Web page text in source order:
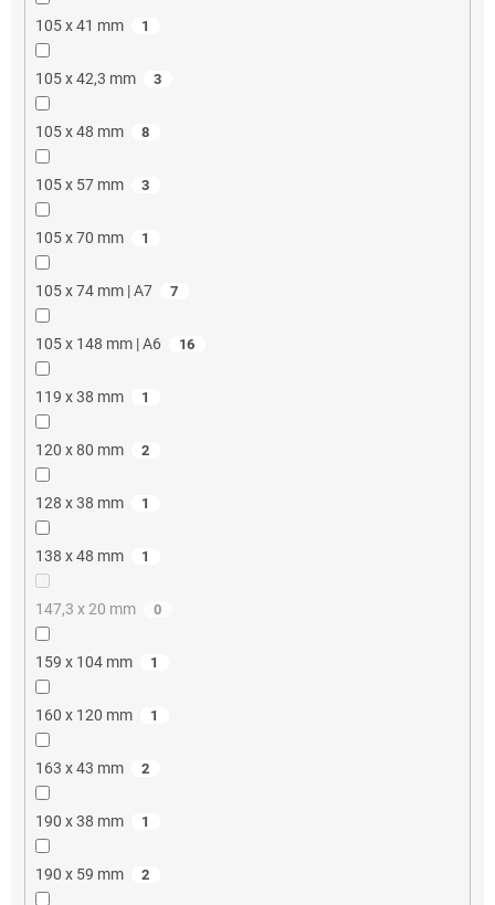
105 x 41 mm 1
105 x 42,3 mm 3
105 x 48 mm 8
105 x 57 mm 3
105 x 70 mm 1
105 x 74 mm | A7 7
105 x 148 mm | A6 16
119 x 38 mm 1
120 x 80 mm 2
128 x 38 mm 1
138 x 48 mm 1
147,3 x 20 mm 0
159 x 104 mm 1
160 x 120 mm 1
163 x 43 mm 2
190 x 38 mm 1
190 x 59 mm 2